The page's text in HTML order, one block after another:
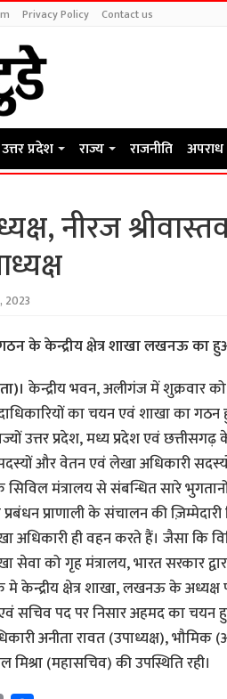
Privacy Policy Contact us
उत्तर प्रदेश राज्य राजनीति अपराध
नीरज
2023
के केन्द्रीय क्षेत्र शाखा लखनऊ का
केन्द्रीय भवन, अलीगंज में शुक्रवार
का चयन एवं शाखा का
उत्तर प्रदेश, मध्य प्रदेश एवं
और वेतन एवं लेखा अधिकारी सदस्यों
मंत्रालय से संबन्धित सारे भुगतानों
प्राणाली के संचालन की
ही वहन करते हैं। जैसा कि
सेवा को गृह मंत्रालय, भारत सरकार
केन्द्रीय क्षेत्र शाखा, लखनऊ के अध्यक्ष
एवं सचिव पद पर निसार अहमद का चयन
अनीता रावत (उपाध्यक्ष), भौमिक
(महासचिव) की उपस्थिति रही।